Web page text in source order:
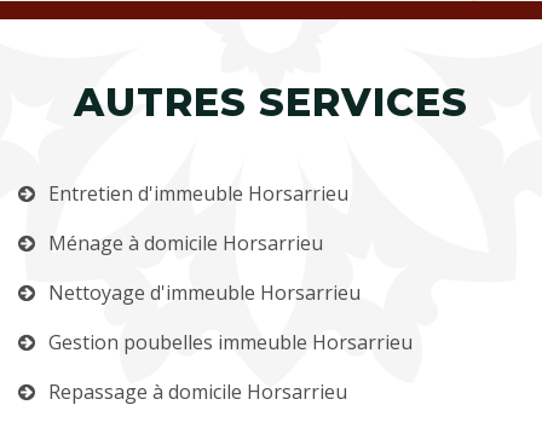
AUTRES SERVICES
Entretien d'immeuble Horsarrieu
Ménage à domicile Horsarrieu
Nettoyage d'immeuble Horsarrieu
Gestion poubelles immeuble Horsarrieu
Repassage à domicile Horsarrieu